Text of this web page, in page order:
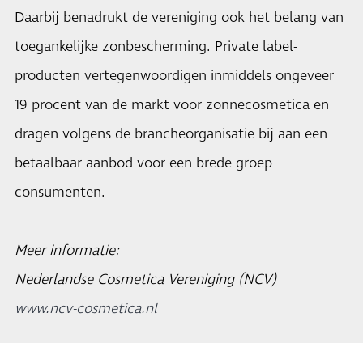
Daarbij benadrukt de vereniging ook het belang van
toegankelijke zonbescherming. Private label-
producten vertegenwoordigen inmiddels ongeveer
19 procent van de markt voor zonnecosmetica en
dragen volgens de brancheorganisatie bij aan een
betaalbaar aanbod voor een brede groep
consumenten.
Meer informatie:
Nederlandse Cosmetica Vereniging (NCV)
www.ncv-cosmetica.nl